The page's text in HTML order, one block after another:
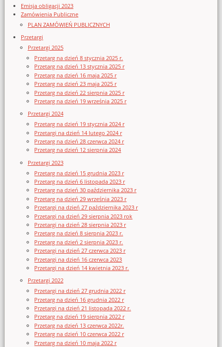
Emisja obligacji 2023
Zamówienia Publiczne
PLAN ZAMÓWIEŃ PUBLICZNYCH
Przetargi
Przetargi 2025
Przetarg na dzień 8 stycznia 2025 r.
Przetarg na dzień 13 stycznia 2025 r
Przetarg na dzień 16 maja 2025 r
Przetarg na dzień 23 maja 2025 r
Przetarg na dzień 22 sierpnia 2025 r
Przetarg na dzień 19 września 2025 r
Przetargi 2024
Przetarg na dzień 19 stycznia 2024 r
Przetargi na dzień 14 lutego 2024 r
Przetarg na dzień 28 czerwca 2024 r
Przetarg na dzień 12 sierpnia 2024
Przetargi 2023
Przetarg na dzień 15 grudnia 2023 r
Przetarg na dzień 6 listopada 2023 r
Przetarg na dzień 30 października 2023 r
Przetarg na dzień 29 września 2023 r
Przetargi na dzień 27 października 2023 r
Przetargi na dzień 29 sierpnia 2023 rok
Przetargi na dzień 28 sierpnia 2023 r
Przetarg na dzień 8 sierpnia 2023 r.
Przetarg na dzień 2 sierpnia 2023 r.
Przetargi na dzień 27 czerwca 2023 r
Przetargi na dzień 16 czerwca 2023
Przetargi na dzień 14 kwietnia 2023 r.
Przetargi 2022
Przetargi na dzień 27 grudnia 2022 r
Przetarg na dzień 16 grudnia 2022 r
Przetargi na dzień 21 listopada 2022 r.
Przetarg na dzień 19 sierpnia 2022 r
Przetarg na dzień 13 czerwca 2022r.
Przetarg na dzień 10 czerwca 2022 r
Przetarg na dzień 10 maja 2022 r